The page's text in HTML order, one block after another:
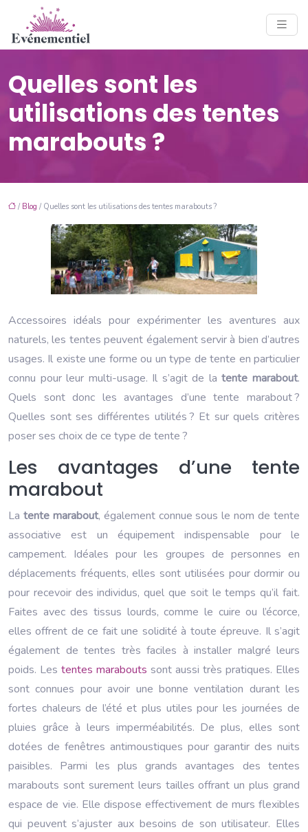
Quelles sont les
utilisations des tentes
marabouts ?
/ Blog / Quelles sont les utilisations des tentes marabouts ?
Accessoires idéals pour expérimenter les aventures aux
naturels, les tentes peuvent également servir à bien d’autres
usages. Il existe une forme ou un type de tente en particulier
connu pour leur multi-usage. Il s’agit de latente marabout.
Quels sont donc les avantages d’une tente marabout ?
Quelles sont ses différentes utilités ? Et sur quels critères
poser ses choix de ce type de tente ?
Les avantages d’une tente
marabout
La tente marabout, également connue sous le nom de tente
associative est un équipement indispensable pour le
campement. Idéales pour les groupes de personnes en
déplacements fréquents, elles sont utilisées pour dormir ou
pour recevoir des individus, quel que soit le temps qu’il fait.
Faites avec des tissus lourds, comme le cuire ou l’écorce,
elles offrent de ce fait une solidité à toute épreuve. Il s’agit
également de tentes très faciles à installer malgré leurs
poids. Les tentes marabouts sont aussi très pratiques. Elles
sont connues pour avoir une bonne ventilation durant les
fortes chaleurs de l’été et plus utiles pour les journées de
pluies grâce à leurs imperméabilités. De plus, elles sont
dotées de fenêtres antimoustiques pour garantir des nuits
paisibles. Parmi les plus grands avantages des tentes
marabouts sont surement leurs tailles offrant un plus grand
espace de vie. Elle dispose effectivement de murs flexibles
qui peuvent s’ajuster aux besoins de son utilisateur. Elles